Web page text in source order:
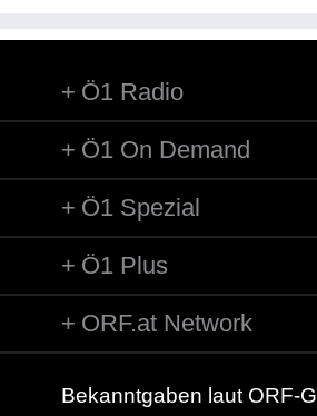
Ö1 Radio
Ö1 On Demand
Ö1 Spezial
Ö1 Plus
ORF.at Network
Bekanntgaben laut ORF-G